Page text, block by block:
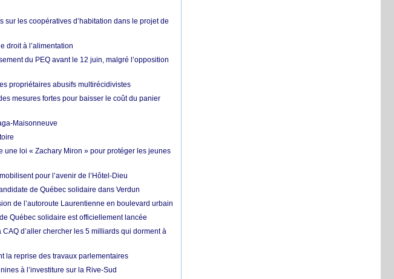
les coopératives d’habitation dans le projet de
droit à l’alimentation
du PEQ avant le 12 juin, malgré l’opposition
propriétaires abusifs multirécidivistes
mesures fortes pour baisser le coût du panier
Maisonneuve
loi « Zachary Miron » pour protéger les jeunes
pour l’avenir de l’Hôtel-Dieu
de Québec solidaire dans Verdun
de l’autoroute Laurentienne en boulevard urbain
Québec solidaire est officiellement lancée
d’aller chercher les 5 milliards qui dorment à
la reprise des travaux parlementaires
à l’investiture sur la Rive-Sud